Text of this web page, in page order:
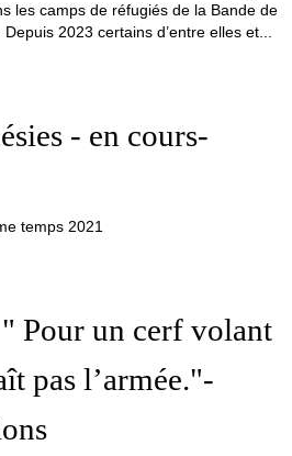
les camps de réfugiés de la Bande de
2023 certains d’entre elles et...
- en cours-
temps 2021
Pour un cerf volant
pas l’armée."-